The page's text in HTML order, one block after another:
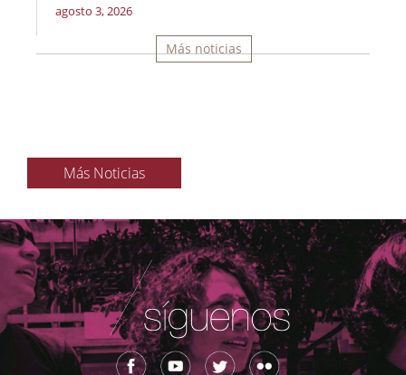
agosto 3, 2026
Más noticias
Más Noticias